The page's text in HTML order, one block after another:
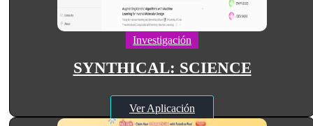
Investigación
SYNTHICAL: SCIENCE
Ver Aplicación